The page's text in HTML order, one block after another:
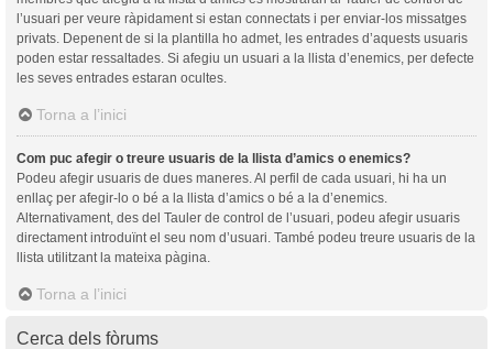
l’usuari per veure ràpidament si estan connectats i per enviar-los missatges
privats. Depenent de si la plantilla ho admet, les entrades d’aquests usuaris
poden estar ressaltades. Si afegiu un usuari a la llista d’enemics, per defecte
les seves entrades estaran ocultes.
Torna a l’inici
Com puc afegir o treure usuaris de la llista d’amics o enemics?
Podeu afegir usuaris de dues maneres. Al perfil de cada usuari, hi ha un
enllaç per afegir-lo o bé a la llista d’amics o bé a la d’enemics.
Alternativament, des del Tauler de control de l’usuari, podeu afegir usuaris
directament introduïnt el seu nom d’usuari. També podeu treure usuaris de la
llista utilitzant la mateixa pàgina.
Torna a l’inici
Cerca dels fòrums